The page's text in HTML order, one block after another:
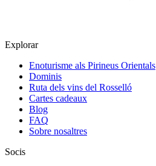
Explorar
Enoturisme als Pirineus Orientals
Dominis
Ruta dels vins del Rosselló
Cartes cadeaux
Blog
FAQ
Sobre nosaltres
Socis